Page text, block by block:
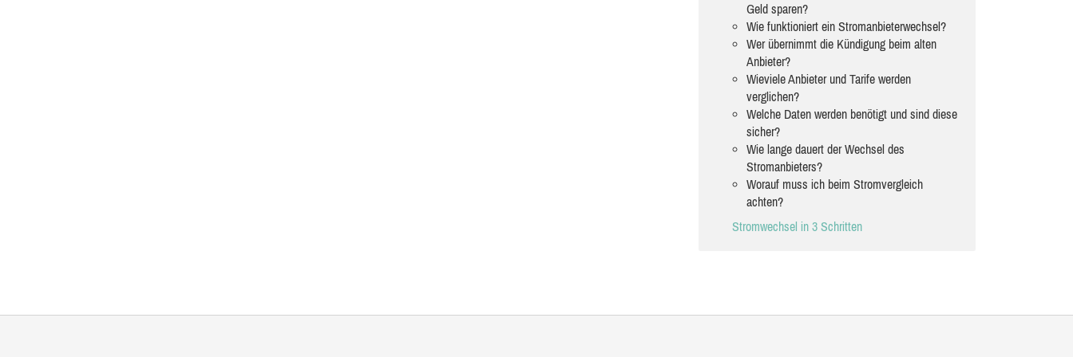
Geld sparen?
Wie funktioniert ein Stromanbieterwechsel?
Wer übernimmt die Kündigung beim alten
Anbieter?
Wieviele Anbieter und Tarife werden
verglichen?
Welche Daten werden benötigt und sind diese
sicher?
Wie lange dauert der Wechsel des
Stromanbieters?
Worauf muss ich beim Stromvergleich
achten?
Stromwechsel in 3 Schritten